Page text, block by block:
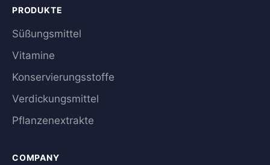
PRODUKTE
Süßungsmittel
Vitamine
Konservierungsstoffe
Verdickungsmittel
Pflanzenextrakte
COMPANY